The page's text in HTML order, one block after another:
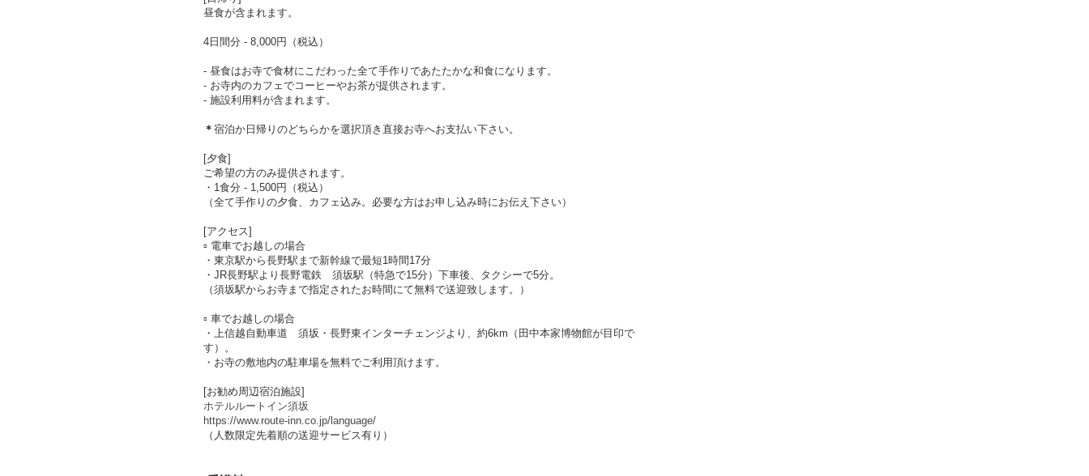
昼食が含まれます。
4日間分 - 8,000円（税込）
- 昼食はお寺で食材にこだわった全て手作りであたたかな和食になります。
- お寺内のカフェでコーヒーやお茶が提供されます。
- 施設利用料が含まれます。
＊ 宿泊か日帰りのどちらかを選択頂き直接お寺へお支払い下さい。
[夕食]
ご希望の方のみ提供されます。
・1食分 - 1,500円（税込）
（全て手作りの夕食、カフェ込み。必要な方はお申し込み時にお伝え下さい）
[アクセス]
▫︎ 電車でお越しの場合
・東京駅から長野駅まで新幹線で最短1時間17分
・JR長野駅より長野電鉄 須坂駅（特急で15分）下車後、タクシーで5分。
（須坂駅からお寺まで指定されたお時間にて無料で送迎致します。）
▫︎ 車でお越しの場合
・上信越自動車道 須坂・長野東インターチェンジより、約6km（田中本家博物館が目印で
す）。
・お寺の敷地内の駐車場を無料でご利用頂けます。
[お勧め周辺宿泊施設]
ホテルルートイン須坂
https://www.route-inn.co.jp/language/
（人数限定先着順の送迎サービス有り）